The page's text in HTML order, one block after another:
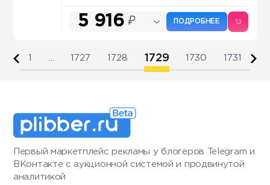
5 916 ₽ ПОДРОБНЕЕ
1727 1728 1729 1730 1731
Первый маркетплейс рекламы у блогеров Telegram и
ВКонтакте с аукционной системой и продвинутой
аналитикой